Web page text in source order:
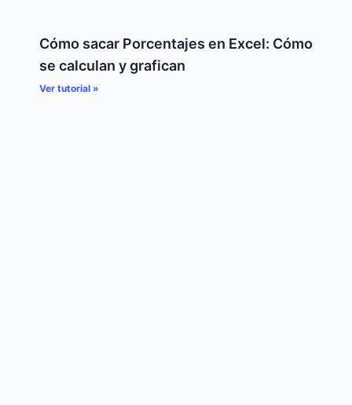
Cómo sacar Porcentajes en Excel: Cómo
se calculan y grafican
Ver tutorial »